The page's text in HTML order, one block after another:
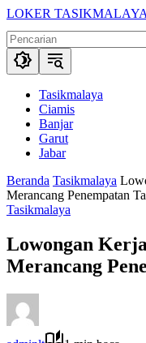
Langsung
konten
LOKER TASIKMALAYA
Lowongan
Kerja
Tasikmalaya
SekitarnaTasikmalaya
Ciamis
Banjar
Garut
Jabar
Beranda Tasikmalaya
Merancang Penempatan
Tasikmalaya
Lowongan
Merancang